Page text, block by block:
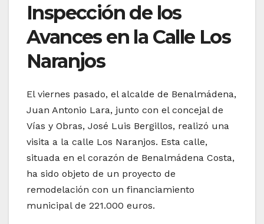
Inspección de los
Avances en la Calle Los
Naranjos
El viernes pasado, el alcalde de Benalmádena,
Juan Antonio Lara, junto con el concejal de
Vías y Obras, José Luis Bergillos, realizó una
visita a la calle Los Naranjos. Esta calle,
situada en el corazón de Benalmádena Costa,
ha sido objeto de un proyecto de
remodelación con un financiamiento
municipal de 221.000 euros.